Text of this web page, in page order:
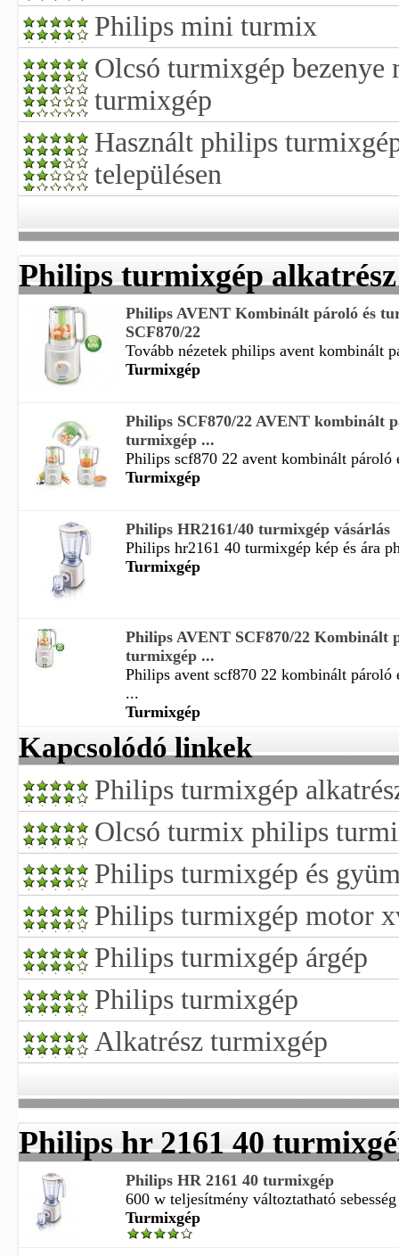
Philips mini turmix
Olcsó turmixgép bezenye
turmixgép
Használt philips
településen
Philips turmixgép alkatrész
Philips AVENT Kombinált pároló és
SCF870/22
Tovább nézetek philips avent kombinált
Turmixgép
Philips SCF870/22 AVENT kombinált
turmixgép ...
Philips scf870 22 avent kombinált pároló
Turmixgép
Philips HR2161/40 turmixgép vásárlás
Philips hr2161 40 turmixgép kép és ára
Turmixgép
Philips AVENT SCF870/22 Kombinált
turmixgép ...
Philips avent scf870 22 kombinált pároló
...
Turmixgép
Kapcsolódó linkek
Philips turmixgép
Olcsó turmix philips
Philips turmixgép és
Philips turmixgép motor
Philips turmixgép árgép
Philips turmixgép
Alkatrész turmixgép
Philips hr 2161 40
Philips HR 2161 40 turmixgép
600 w teljesítmény változtatható
Turmixgép